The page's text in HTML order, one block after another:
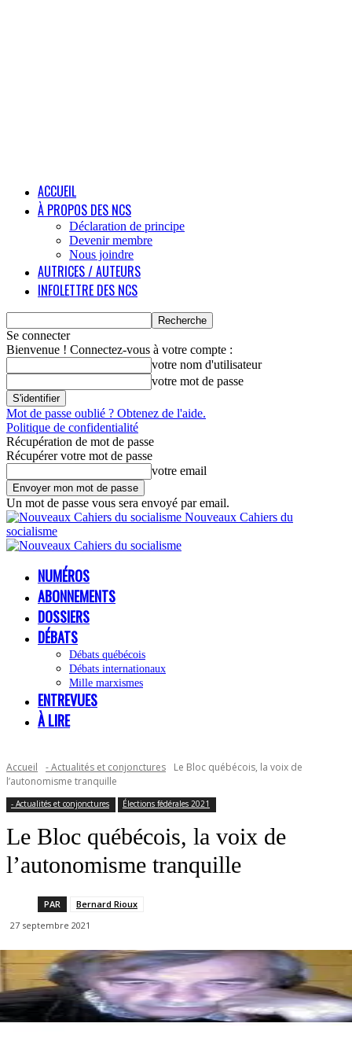
ACCUEIL
À PROPOS DES NCS
Déclaration de principe
Devenir membre
Nous joindre
AUTRICES / AUTEURS
INFOLETTRE DES NCS
Se connecter
Bienvenue ! Connectez-vous à votre compte :
votre nom d'utilisateur
votre mot de passe
Mot de passe oublié ? Obtenez de l'aide.
Politique de confidentialité
Récupération de mot de passe
Récupérer votre mot de passe
votre email
Un mot de passe vous sera envoyé par email.
Nouveaux Cahiers du
socialisme
NUMÉROS
ABONNEMENTS
DOSSIERS
DÉBATS
Débats québécois
Débats internationaux
Mille marxismes
ENTREVUES
À LIRE
Accueil - Actualités et conjonctures
Le Bloc québécois, la voix de
l’autonomisme tranquille
- Actualités et conjonctures Élections fédérales 2021
Le Bloc québécois, la voix de
l’autonomisme tranquille
PAR
Bernard Rioux
27 septembre 2021